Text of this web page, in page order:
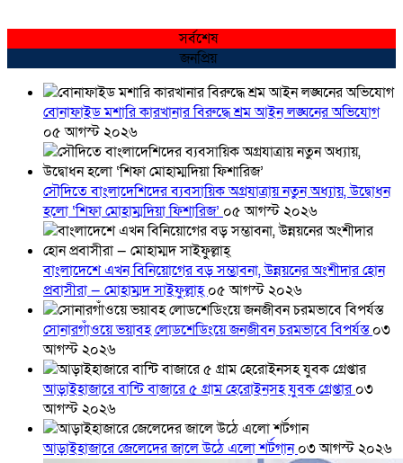
সর্বশেষ
জনপ্রিয়
বোনাফাইড মশারি কারখানার বিরুদ্ধে শ্রম আইন লঙ্ঘনের অভিযোগ
০৫ আগস্ট ২০২৬
সৌদিতে বাংলাদেশিদের ব্যবসায়িক অগ্রযাত্রায় নতুন অধ্যায়, উদ্বোধন
হলো ‘শিফা মোহাম্মদিয়া ফিশারিজ’ ০৫ আগস্ট ২০২৬
বাংলাদেশে এখন বিনিয়োগের বড় সম্ভাবনা, উন্নয়নের অংশীদার হোন
প্রবাসীরা — মোহাম্মদ সাইফুল্লাহ্০৫ আগস্ট ২০২৬
সোনারগাঁওয়ে ভয়াবহ লোডশেডিংয়ে জনজীবন চরমভাবে বিপর্যস্ত০৩
আগস্ট ২০২৬
আড়াইহাজারে বান্টি বাজারে ৫ গ্রাম হেরোইনসহ যুবক গ্রেপ্তার০৩
আগস্ট ২০২৬
আড়াইহাজারে জেলেদের জালে উঠে এলো শর্টগান০৩ আগস্ট ২০২৬